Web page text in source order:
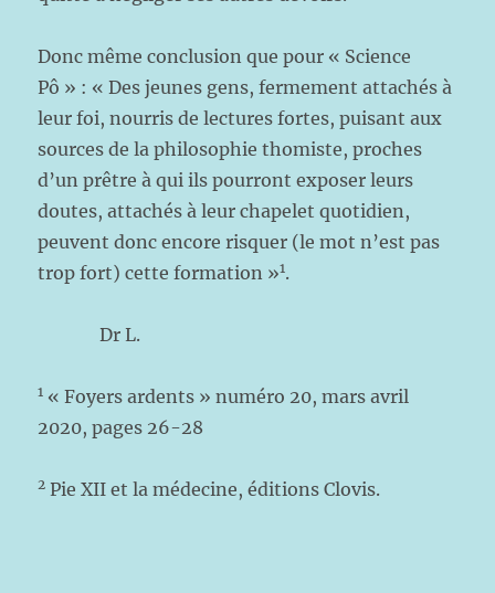
Donc même conclusion que pour « Science
Pô » : « Des jeunes gens, fermement attachés à
leur foi, nourris de lectures fortes, puisant aux
sources de la philosophie thomiste, proches
d’un prêtre à qui ils pourront exposer leurs
doutes, attachés à leur chapelet quotidien,
peuvent donc encore risquer (le mot n’est pas
trop fort) cette formation »1.
Dr L.
1 « Foyers ardents » numéro 20, mars avril
2020, pages 26-28
2 Pie XII et la médecine, éditions Clovis.